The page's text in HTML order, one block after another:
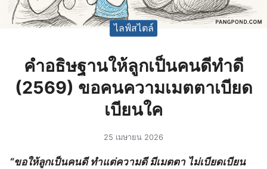
ไลฟ์สไตล์
คำอธิษฐานให้ลูกเป็นคนดีทำดี
(2569) ขอคนความเมตตาเบียด
เบียนใค
25 เมษายน 2026
“ขอให้ลูกเป็นคนดี ทำแต่ความดี มีเมตตา ไม่เบียดเบียน